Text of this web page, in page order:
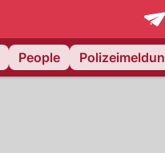
People